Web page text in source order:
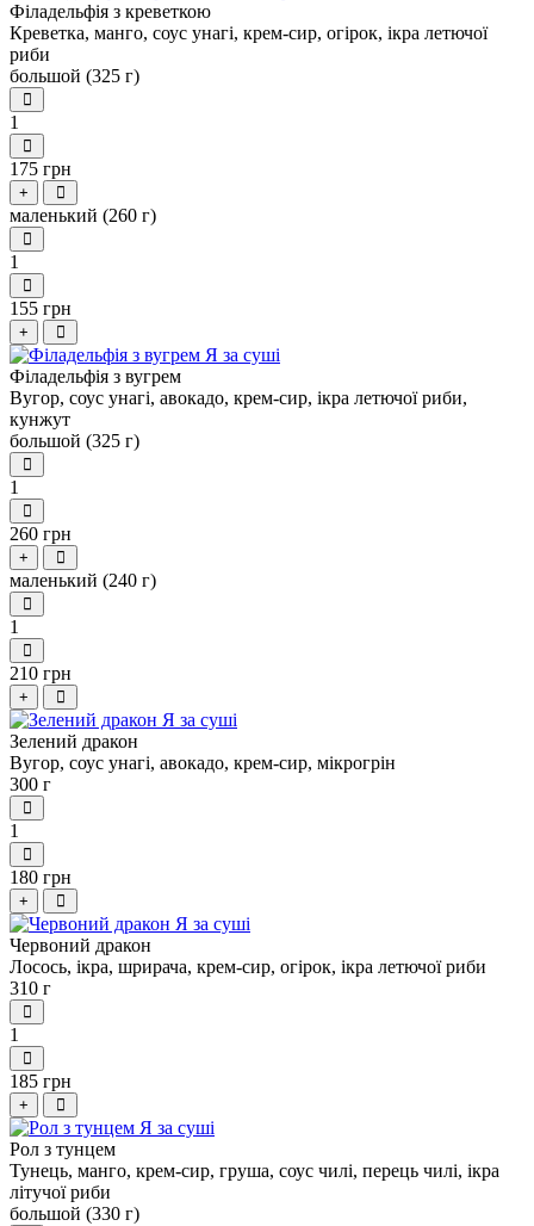
Філадельфія з креветкою
Креветка, манго, соус унагі, крем-сир, огірок, ікра летючої
риби
большой (325 г)
1
175 грн
+
маленький (260 г)
1
155 грн
+
Філадельфія з вугрем
Вугор, соус унагі, авокадо, крем-сир, ікра летючої риби,
кунжут
большой (325 г)
1
260 грн
+
маленький (240 г)
1
210 грн
+
Зелений дракон
Вугор, соус унагі, авокадо, крем-сир, мікрогрін
300 г
1
180 грн
+
Червоний дракон
Лосось, ікра, шрирача, крем-сир, огірок, ікра летючої риби
310 г
1
185 грн
+
Рол з тунцем
Тунець, манго, крем-сир, груша, соус чилі, перець чилі, ікра
літучої риби
большой (330 г)